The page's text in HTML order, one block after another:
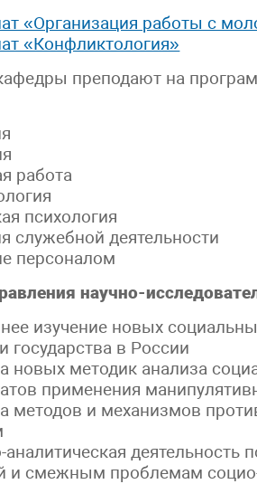
«Организация работы с
«Конфликтология»
преподают на
работа
психология
служебной деятельности
персоналом
научно-
изучение новых
государства в России
новых методик анализа
применения
методов и механизмов
аналитическая
и смежным проблемам